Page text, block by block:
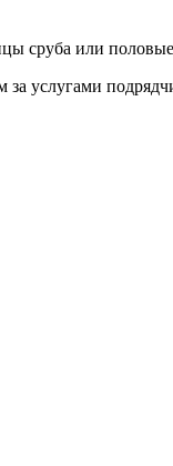
сруба или
услугами